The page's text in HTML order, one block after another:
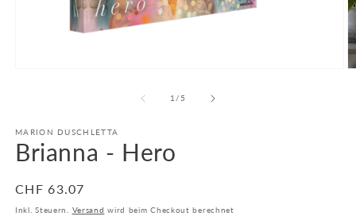
1 /von
5
MARION DUSCHLETTA
Brianna - Hero
Normaler
Preis
CHF 63.07
Inkl. Steuern. Versand wird beim Checkout berechnet